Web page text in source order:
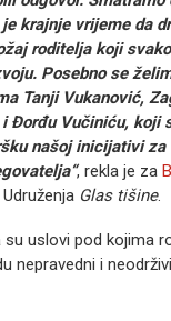
krajnje vrijeme da
roditelja koji
Posebno se
Tanji Vukanović,
Đorđu Vučiniću, koji
našoj inicijativi za
, rekla je za
Glas tišine.
uslovi pod kojima
nepravedni i